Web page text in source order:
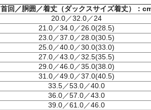
首回／胴囲／着丈（ダックスサイズ着丈）：
20.0／32.0／24
21.0／34.0／26.0(28.5)
23.0／37.0／28.0(30.5)
25.0／40.0／30.0(33.0)
27.0／43.0／32.5(35.5)
29.0／46.0／35.0(38.0)
31.0／49.0／37.0(40.5)
33.5／53.0／40.0
36.0／57.0／43.0
39.0／61.0／46.0